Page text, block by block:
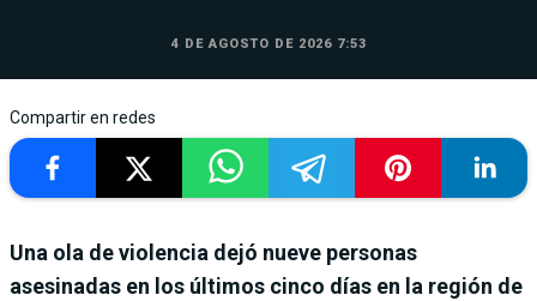
4 DE AGOSTO DE 2026 7:53
Compartir en redes
Una ola de violencia dejó nueve personas
asesinadas en los últimos cinco días en la región de